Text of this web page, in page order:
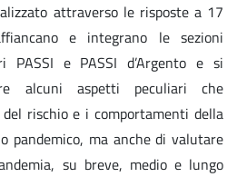
attraverso le risposte a 17
e integrano le sezioni
PASSI e PASSI d’Argento e si
alcuni aspetti peculiari che
rischio e i comportamenti della
pandemico, ma anche di valutare
su breve, medio e lungo